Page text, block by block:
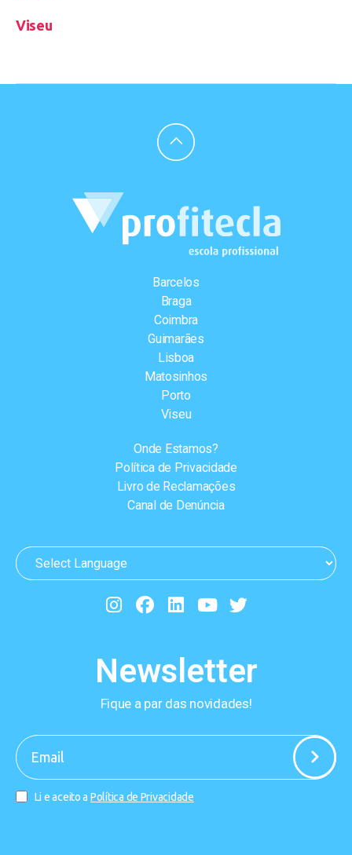
Viseu
Barcelos
Braga
Coimbra
Guimarães
Lisboa
Matosinhos
Porto
Viseu
Onde Estamos?
Política de Privacidade
Livro de Reclamações
Canal de Denúncia
Newsletter
Fique a par das novidades!
Li e aceito a Política de Privacidade
-